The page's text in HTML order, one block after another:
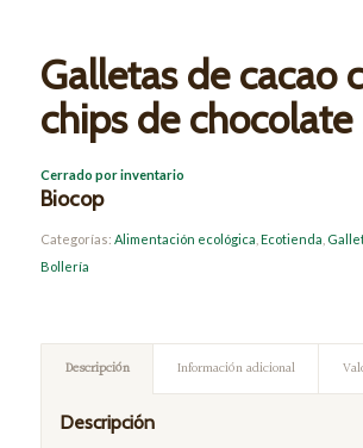
Galletas de cacao
chips de
Cerrado por inventario
Biocop
Categorías: Alimentación ecológica Ecotienda
Bollería
Descripción Información adicional
Descripción